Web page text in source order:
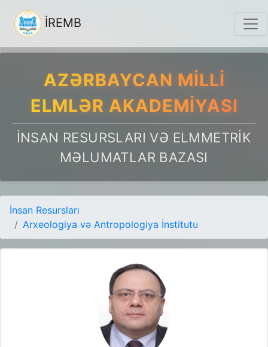
İREMB
AZƏRBAYCAN MILLI
ELMLƏR AKADEMIYASI
İNSAN RESURSLARI VƏ ELMMETRIK
MƏLUMATLAR BAZASI
İnsan Resursları
Arxeologiya və Antropologiya İnstitutu